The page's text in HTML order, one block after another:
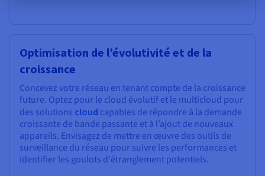
Optimisation de l’évolutivité et de la
croissance
Concevez votre réseau en tenant compte de la croissance
future. Optez pour le cloud évolutif et le multicloud pour
des solutions cloud capables de répondre à la demande
croissante de bande passante et à l’ajout de nouveaux
appareils. Envisagez de mettre en œuvre des outils de
surveillance du réseau pour suivre les performances et
identifier les goulots d'étranglement potentiels.